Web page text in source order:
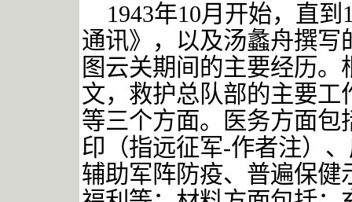
1943年10月开始，直到
通讯》，以及汤蠡舟撰
图云关期间的主要经历。
文，救护总队部的主要
等三个方面。医务方面
印（指远征军-作者注）
辅助军阵防疫、普遍保